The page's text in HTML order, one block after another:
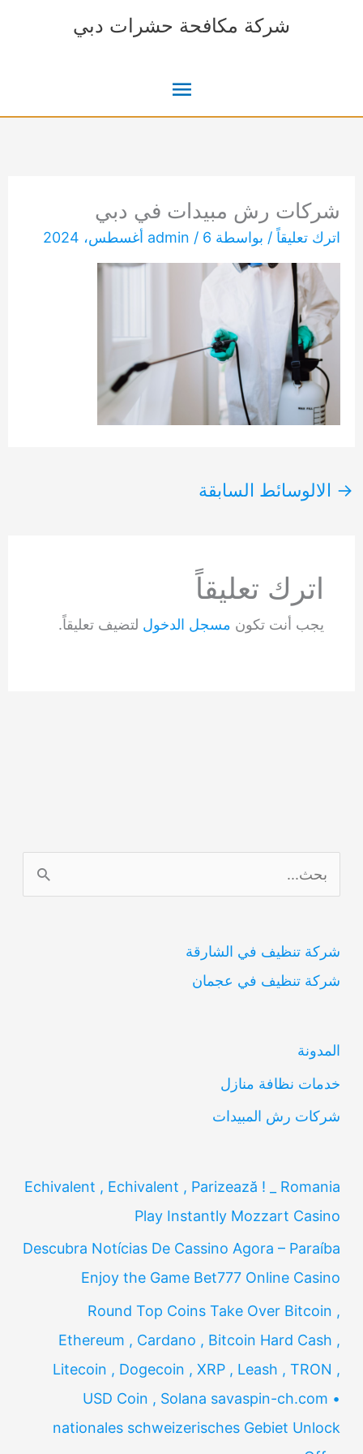
شركة مكافحة حشرات دبي
القائمة
شركات رش مبيدات في دبي
اترك تعليقاً / بواسطة admin / 6 أغسطس، 2024
→ الالوسائط السابقة
اترك تعليقاً
يجب أنت تكون مسجل الدخول لتضيف تعليقاً.
ل
ح
ث
ن
شركة تنظيف في الشارقة
شركة تنظيف في عجمان
المدونة
خدمات نظافة منازل
شركات رش المبيدات
Echivalent , Echivalent , Parizează ! _ Romania
Play Instantly Mozzart Casino
Descubra Notícias De Cassino Agora – Paraíba
Enjoy the Game Bet777 Online Casino
Round Top Coins Take Over Bitcoin ,
Ethereum , Cardano , Bitcoin Hard Cash ,
Litecoin , Dogecoin , XRP , Leash , TRON ,
USD Coin , Solana savaspin-ch.com •
nationales schweizerisches Gebiet Unlock